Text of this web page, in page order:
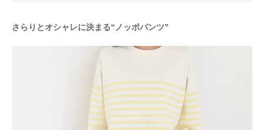
さらりとオシャレに決まる“ノッポパンツ”